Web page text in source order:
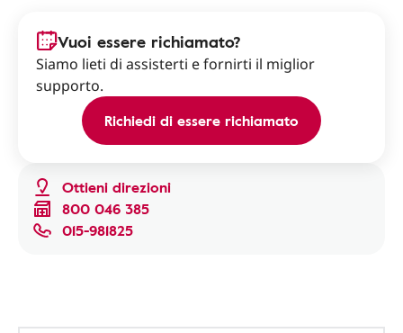
Ottieni direzioni
800 046 385
015-981825
Vuoi essere richiamato?
Siamo lieti di assisterti e fornirti il miglior
supporto.
Richiedi di essere richiamato